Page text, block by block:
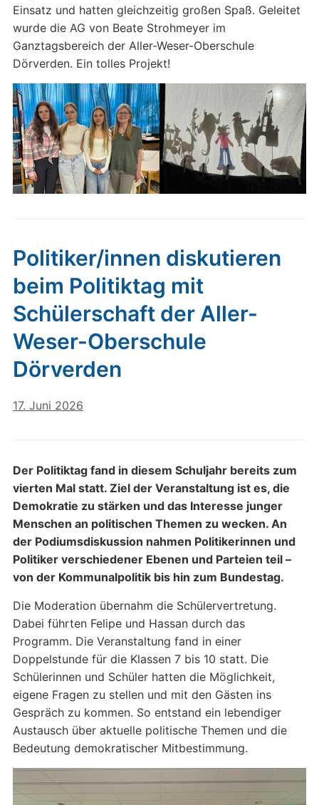
Einsatz und hatten gleichzeitig großen Spaß. Geleitet
wurde die AG von Beate Strohmeyer im
Ganztagsbereich der Aller-Weser-Oberschule
Dörverden. Ein tolles Projekt!
Politiker/innen diskutieren
beim Politiktag mit
Schülerschaft der Aller-
Weser-Oberschule
Dörverden
17. Juni 2026
Der Politiktag fand in diesem Schuljahr bereits zum
vierten Mal statt. Ziel der Veranstaltung ist es, die
Demokratie zu stärken und das Interesse junger
Menschen an politischen Themen zu wecken. An
der Podiumsdiskussion nahmen Politikerinnen und
Politiker verschiedener Ebenen und Parteien teil –
von der Kommunalpolitik bis hin zum Bundestag.
Die Moderation übernahm die Schülervertretung.
Dabei führten Felipe und Hassan durch das
Programm. Die Veranstaltung fand in einer
Doppelstunde für die Klassen 7 bis 10 statt. Die
Schülerinnen und Schüler hatten die Möglichkeit,
eigene Fragen zu stellen und mit den Gästen ins
Gespräch zu kommen. So entstand ein lebendiger
Austausch über aktuelle politische Themen und die
Bedeutung demokratischer Mitbestimmung.